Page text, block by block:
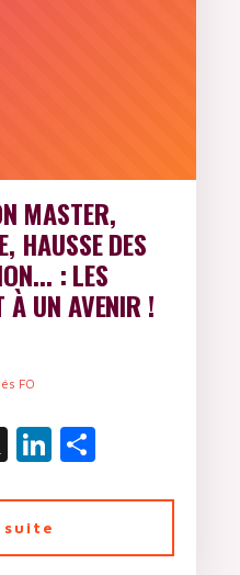
MASTER,
HAUSSE DES
: LES
À UN AVENIR !
FO
X LinkedIn